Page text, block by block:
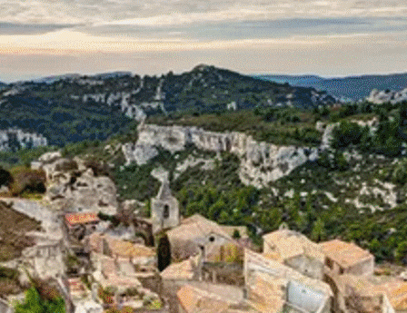
Exporter les lignes sélectionnées
Exporter toutes les colonnes
Exporter uniquement les colonnes affichées
Menu
Ajoutez un logo, un bouton, des réseaux sociaux
Cliquez pour éditer
Accueil▴▾
La Fédération▴▾
Missions
Gouvernance
Projets